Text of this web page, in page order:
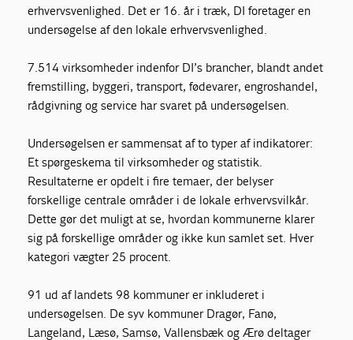
erhvervsvenlighed. Det er 16. år i træk, DI foretager en
undersøgelse af den lokale erhvervsvenlighed.
7.514 virksomheder indenfor DI’s brancher, blandt andet
fremstilling, byggeri, transport, fødevarer, engroshandel,
rådgivning og service har svaret på undersøgelsen.
Undersøgelsen er sammensat af to typer af indikatorer:
Et spørgeskema til virksomheder og statistik.
Resultaterne er opdelt i fire temaer, der belyser
forskellige centrale områder i de lokale erhvervsvilkår.
Dette gør det muligt at se, hvordan kommunerne klarer
sig på forskellige områder og ikke kun samlet set. Hver
kategori vægter 25 procent.
91 ud af landets 98 kommuner er inkluderet i
undersøgelsen. De syv kommuner Dragør, Fanø,
Langeland, Læsø, Samsø, Vallensbæk og Ærø deltager